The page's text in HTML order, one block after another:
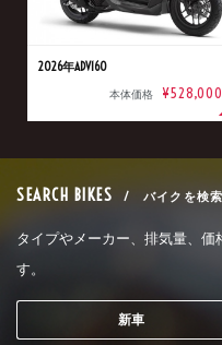
2026年ADV160
本体価格 ¥528,000
SEARCH BIKES / バイクを検索
タイプやメーカー、排気量、価
す。
新車